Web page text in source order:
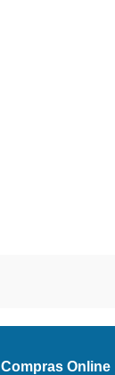
Compras Online